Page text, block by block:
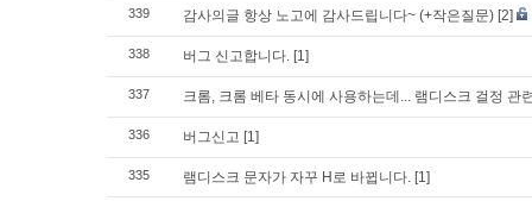
339 감사의글 항상 노고에 감사드립니다~ (+작은질문) [2]
338 버그 신고합니다. [1]
337 크롬, 크롬 베타 동시에 사용하는데... 램디스크 걸정 관
336 버그신고 [1]
335 램디스크 문자가 자꾸 H로 바뀝니다. [1]